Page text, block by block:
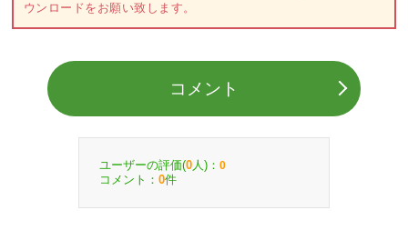
ウンロードをお願い致します。
コメント
ユーザーの評価(0 人)： 0
コメント： 0件